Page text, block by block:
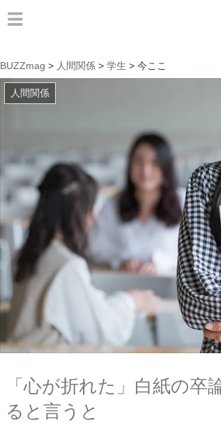
BUZZmag > 人間関係 > 学生 > 今ここ
人間関係
「心が折れた」白紙の
ると言うと